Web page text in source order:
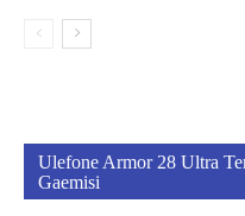
Ulefone Armor 28 Ultra
Gaemisi